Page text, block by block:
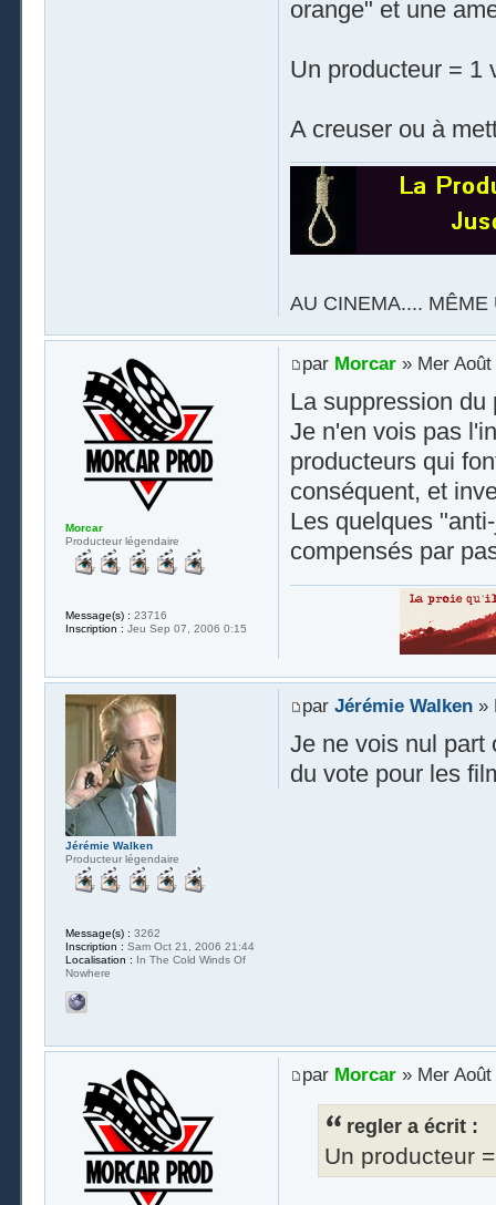
orange" et une
Un producteur = 1
A creuser ou à
AU CINEMA.... MÊME
par Morcar» Mer Août
La suppression du
Je n'en vois pas
producteurs qui
conséquent, et
Les quelques
compensés par
Morcar
Producteur légendaire
Message(s) : 23716
Inscription : Jeu Sep 07, 2006 0:15
par Jérémie Walken»
Je ne vois nul part
du vote pour les
Jérémie Walken
Producteur légendaire
Message(s) : 3262
Inscription : Sam Oct 21, 2006 21:44
Localisation : In The Cold Winds Of
Nowhere
par Morcar» Mer Août
regler a écrit :
Un producteur